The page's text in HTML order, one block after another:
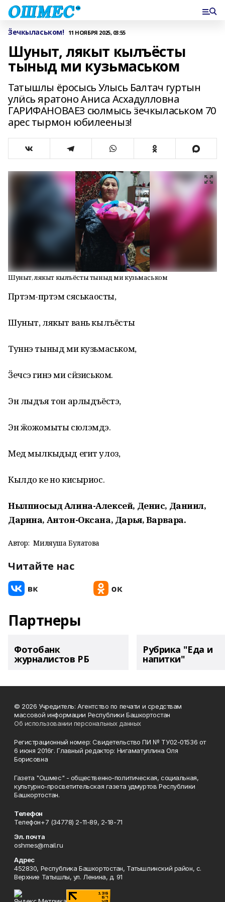
Ӟечкыласьком! 11 НОЯБРЯ 2025, 03:55
Шуныт, лякыт кылъёсты
тыныд ми кузьмаськом
Татышлы ёросысь Улысь Балтач гуртын
улӥсь яратоно Аниса Асхадулловна
ГАРИФАНОВАЕЗ сюлмысь ӟечкыласьком 70
арес тырмон юбилееныз!
Шуныт, лякыт кылъёсты тыныд ми кузьмаськом
Пӧртэм-пӧртэм сяськаосты,
Шуныт, лякыт вань кылъёсты
Туннэ тыныд ми кузьмаськом,
Ӟечсэ гинэ ми сӥзиськом.
Эн лыдъя тон арлыдъёстэ,
Эн ӝожомыты сюлэмдэ.
Мед мылкыдыд егит улоз,
Кылдо ке но кисыриос.
Нылпиосыд Алина-Алексей, Денис, Даниил,
Дарина, Антон-Оксана, Дарья, Варвара.
Автор: Миляуша Булатова
Читайте нас
Партнеры
Фотобанк
журналистов РБ
Рубрика "Еда и
напитки"
© 2026 Учредитель: Агентство по печати и средствам
массовой информации Республики Башкортостан
Об использовании персональных данных
Регистрационный номер: Свидетельство ПИ № ТУ02-01536 от
6 июня 2016г. Главный редактор: Нигаматуллина Оля
Борисовна
Газета "Ошмес" - общественно-политическая, социальная,
культурно-просветительская газета удмуртов Республики
Башкортостан.
Телефон
Телефон+7 (34778) 2-11-89, 2-18-71
Эл. почта
oshmes@mail.ru
Адрес
452830, Республика Башкортостан, Татышлинский район, с.
Верхние Татышлы, ул. Ленина, д. 91